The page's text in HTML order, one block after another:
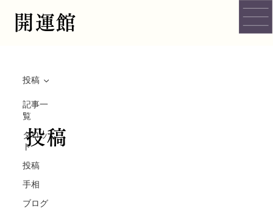
開運館
記事一
覧
タロッ
ト
投稿
手相
ブログ
投稿
投稿